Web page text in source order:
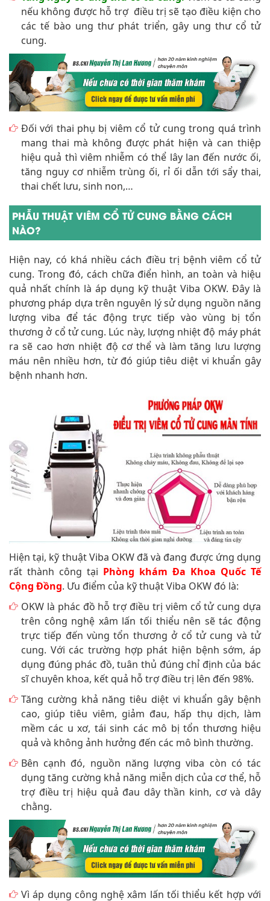
nếu không được hỗ trợ điều trị sẽ tạo điều kiện cho
các tế bào ung thư phát triển, gây ung thư cổ tử
cung.
Đối với thai phụ bị viêm cổ tử cung trong quá trình
mang thai mà không được phát hiện và can thiệp
hiệu quả thì viêm nhiễm có thể lây lan đến nước ối,
tăng nguy cơ nhiễm trùng ối, rỉ ối dẫn tới sẩy thai,
thai chết lưu, sinh non,…
PHẪU THUẬT VIÊM CỔ TỬ CUNG BẰNG CÁCH
NÀO?
Hiện nay, có khá nhiều cách điều trị bệnh viêm cổ tử
cung. Trong đó, cách chữa điển hình, an toàn và hiệu
quả nhất chính là áp dụng kỹ thuật Viba OKW. Đây là
phương pháp dựa trên nguyên lý sử dụng nguồn năng
lượng viba để tác động trực tiếp vào vùng bị tổn
thương ở cổ tử cung. Lúc này, lượng nhiệt độ máy phát
ra sẽ cao hơn nhiệt độ cơ thể và làm tăng lưu lượng
máu nên nhiều hơn, từ đó giúp tiêu diệt vi khuẩn gây
bệnh nhanh hơn.
Hiện tại, kỹ thuật Viba OKW đã và đang được ứng dụng
rất thành công tại Phòng khám Đa Khoa Quốc Tế
Cộng Đồng. Ưu điểm của kỹ thuật Viba OKW đó là:
OKW là phác đồ hỗ trợ điều trị viêm cổ tử cung dựa
trên công nghệ xâm lấn tối thiểu nên sẽ tác động
trực tiếp đến vùng tổn thương ở cổ tử cung và tử
cung. Với các trường hợp phát hiện bệnh sớm, áp
dụng đúng phác đồ, tuân thủ đúng chỉ định của bác
sĩ chuyên khoa, kết quả hỗ trợ điều trị lên đến 98%.
Tăng cường khả năng tiêu diệt vi khuẩn gây bệnh
cao, giúp tiêu viêm, giảm đau, hấp thụ dịch, làm
mềm các u xơ, tái sinh các mô bị tổn thương hiệu
quả và không ảnh hưởng đến các mô bình thường.
Bên cạnh đó, nguồn năng lượng viba còn có tác
dụng tăng cường khả năng miễn dịch của cơ thể, hỗ
trợ điều trị hiệu quả đau dây thần kinh, cơ và dây
chằng.
Vì áp dụng công nghệ xâm lấn tối thiểu kết hợp với